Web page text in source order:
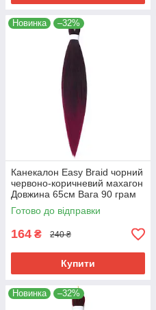
Новинка –32%
Канекалон Easy Braid чорний
червоно-коричневий махагон
Довжина 65см Вага 90 грам
Низькотемпературний 100-
150°С FR-8
Готово до відправки
164 ₴ 240 ₴
Купити
Новинка –32%